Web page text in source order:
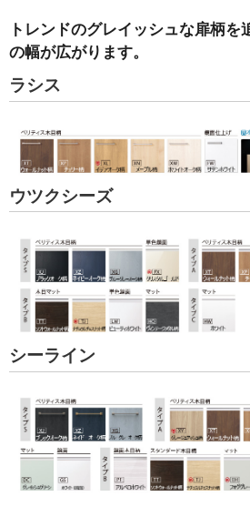
トレンドのグレイッシュな扉柄を
の幅が広がります。
ラシス
ウツクシーズ
シーライン